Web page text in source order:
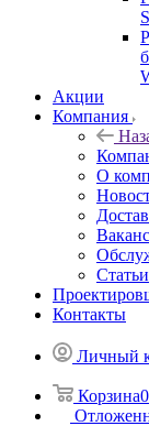
Акции
Компания
О
Статьи
Контакты
Личный
Корзина0